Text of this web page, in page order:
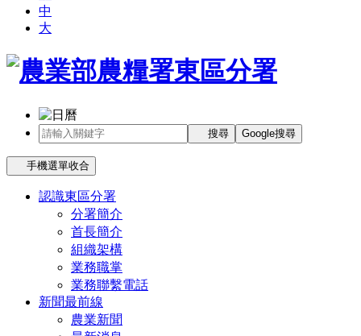
中
大
搜尋 Google搜尋
手機選單收合
認識東區分署
分署簡介
首長簡介
組織架構
業務職掌
業務聯繫電話
新聞最前線
農業新聞